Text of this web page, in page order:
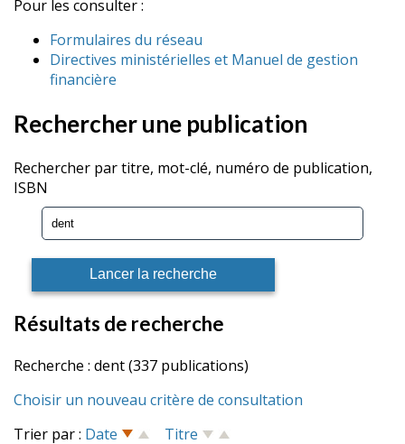
Pour les consulter :
Formulaires du réseau
Directives ministérielles et Manuel de gestion
financière
Rechercher une publication
Rechercher par titre, mot-clé, numéro de publication,
ISBN
Résultats de recherche
Recherche : dent (337 publications)
Choisir un nouveau critère de consultation
Trier par : Date Titre